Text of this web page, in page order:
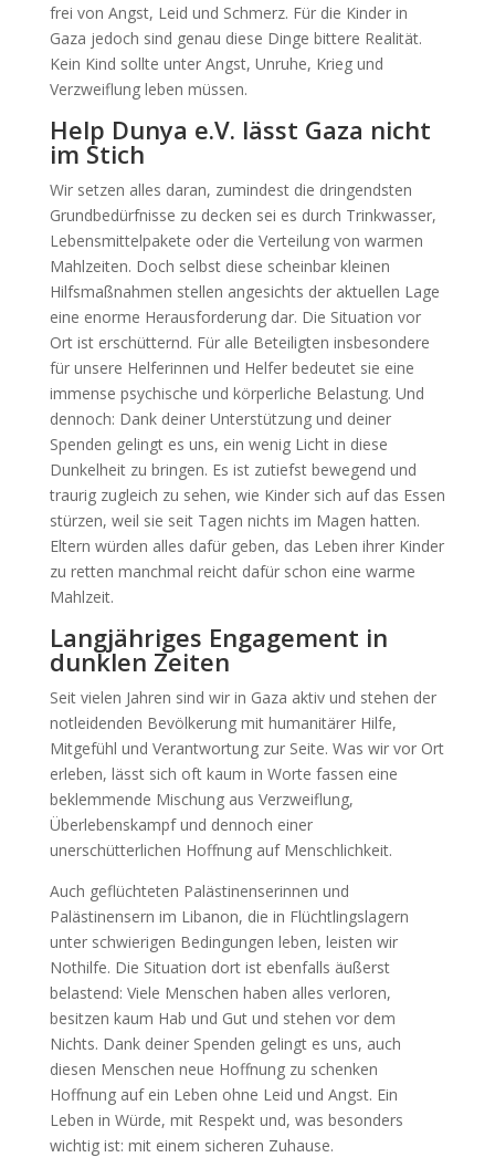
frei von Angst, Leid und Schmerz. Für die Kinder in
Gaza jedoch sind genau diese Dinge bittere Realität.
Kein Kind sollte unter Angst, Unruhe, Krieg und
Verzweiflung leben müssen.
Help Dunya e.V. lässt Gaza nicht
im Stich
Wir setzen alles daran, zumindest die dringendsten
Grundbedürfnisse zu decken sei es durch Trinkwasser,
Lebensmittelpakete oder die Verteilung von warmen
Mahlzeiten. Doch selbst diese scheinbar kleinen
Hilfsmaßnahmen stellen angesichts der aktuellen Lage
eine enorme Herausforderung dar. Die Situation vor
Ort ist erschütternd. Für alle Beteiligten insbesondere
für unsere Helferinnen und Helfer bedeutet sie eine
immense psychische und körperliche Belastung. Und
dennoch: Dank deiner Unterstützung und deiner
Spenden gelingt es uns, ein wenig Licht in diese
Dunkelheit zu bringen. Es ist zutiefst bewegend und
traurig zugleich zu sehen, wie Kinder sich auf das Essen
stürzen, weil sie seit Tagen nichts im Magen hatten.
Eltern würden alles dafür geben, das Leben ihrer Kinder
zu retten manchmal reicht dafür schon eine warme
Mahlzeit.
Langjähriges Engagement in
dunklen Zeiten
Seit vielen Jahren sind wir in Gaza aktiv und stehen der
notleidenden Bevölkerung mit humanitärer Hilfe,
Mitgefühl und Verantwortung zur Seite. Was wir vor Ort
erleben, lässt sich oft kaum in Worte fassen eine
beklemmende Mischung aus Verzweiflung,
Überlebenskampf und dennoch einer
unerschütterlichen Hoffnung auf Menschlichkeit.
Auch geflüchteten Palästinenserinnen und
Palästinensern im Libanon, die in Flüchtlingslagern
unter schwierigen Bedingungen leben, leisten wir
Nothilfe. Die Situation dort ist ebenfalls äußerst
belastend: Viele Menschen haben alles verloren,
besitzen kaum Hab und Gut und stehen vor dem
Nichts. Dank deiner Spenden gelingt es uns, auch
diesen Menschen neue Hoffnung zu schenken
Hoffnung auf ein Leben ohne Leid und Angst. Ein
Leben in Würde, mit Respekt und, was besonders
wichtig ist: mit einem sicheren Zuhause.